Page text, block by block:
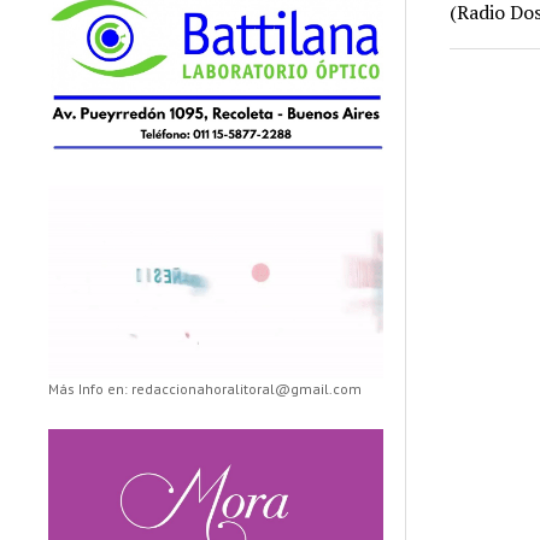
Más Info en: redaccionahoralitoral@gmail.com
(Radio